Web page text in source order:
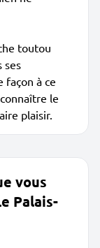
toutou
ses
façon à ce
le
plaisir.
vous
Palais-